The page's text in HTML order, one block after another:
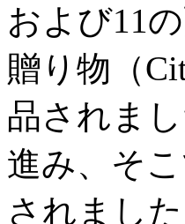
および11
贈り物（
品されま
進み、そ
されました